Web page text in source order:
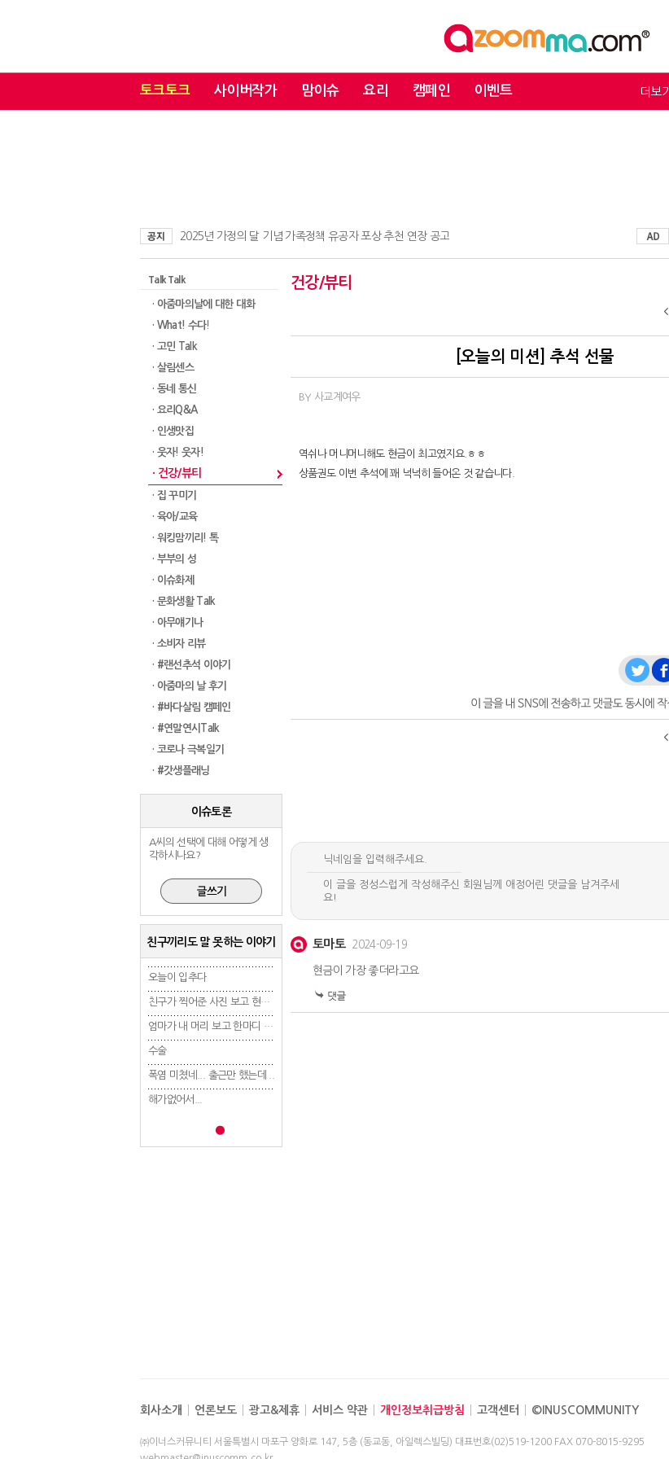
토크토크 사이버작가 맘이슈 요리 캠페인 이벤트 더보기
2025년 가정의 달 기념 가족정책 유공자 포상 추천 연장 공고
Talk Talk
· 아줌마의날에 대한 대화​
· What! 수다!
· 고민 Talk
· 살림센스
· 동네 통신
· 요리Q&A
· 인생맛집
· 웃자! 웃자!
· 건강/뷰티
· 집 꾸미기
· 육아/교육
· 워킹맘끼리! 톡
· 부부의 성
· 이슈화제
· 문화생활 Talk
· 아무얘기나
· 소비자 리뷰
· #랜선추석 이야기
· 아줌마의 날 후기
· #바다살림 캠페인
· #연말연시Talk
· 코로나 극복일기
· #갓생플래닝
이슈토론
A씨의 선택에 대해 어떻게 생
각하시나요?
친구끼리도 말 못하는 이야기
오늘이 입추다
친구가 찍어준 사진 보고 현타 겁..
엄마가 내 머리 보고 한마디 했는..
수술
폭염 미쳤네... 출근만 했는데 ..
해가없어서...
오늘이 입추다
건강/뷰티
[오늘의 미션] 추석 선물
BY 사교계여우
역쉬나 머니머니해도 현금이 최고였지요.ㅎㅎ
상품권도 이번 추석에 꽤 넉넉히 들어온 것 같습니다.
토마토 2024-09-19
현금이 가장 좋더라고요
회사소개 언론보도 광고&제휴 서비스 약관 개인정보취급방침 고객센터 ©INUSCOMMUNITY
㈜이너스커뮤니티 서울특별시 마포구 양화로 147, 5층 (동교동, 아일렉스빌딩) 대표번호(02)519-1200 FAX 070-8015-9295